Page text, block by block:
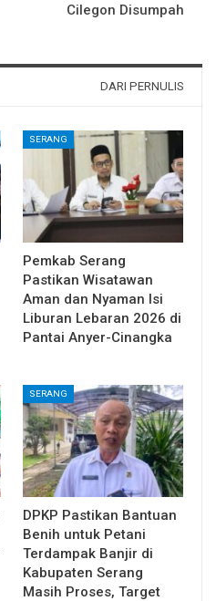
Cilegon Disumpah
DARI PERNULIS
SERANG
Pemkab Serang
Pastikan Wisatawan
Aman dan Nyaman Isi
Liburan Lebaran 2026 di
Pantai Anyer-Cinangka
SERANG
DPKP Pastikan Bantuan
Benih untuk Petani
Terdampak Banjir di
Kabupaten Serang
Masih Proses, Target